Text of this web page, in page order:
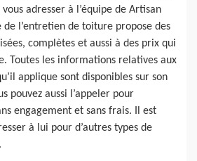
adresser à l’équipe de Artisan
l’entretien de toiture propose des
complètes et aussi à des prix qui
Toutes les informations relatives aux
applique sont disponibles sur son
pouvez aussi l’appeler pour
engagement et sans frais. Il est
à lui pour d’autres types de